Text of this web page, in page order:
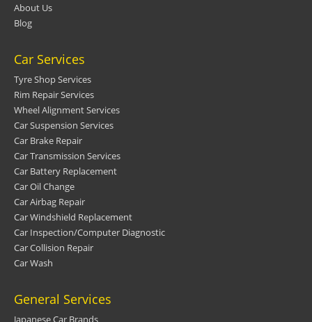
About Us
Blog
Car Services
Tyre Shop Services
Rim Repair Services
Wheel Alignment Services
Car Suspension Services
Car Brake Repair
Car Transmission Services
Car Battery Replacement
Car Oil Change
Car Airbag Repair
Car Windshield Replacement
Car Inspection/Computer Diagnostic
Car Collision Repair
Car Wash
General Services
Japanese Car Brands